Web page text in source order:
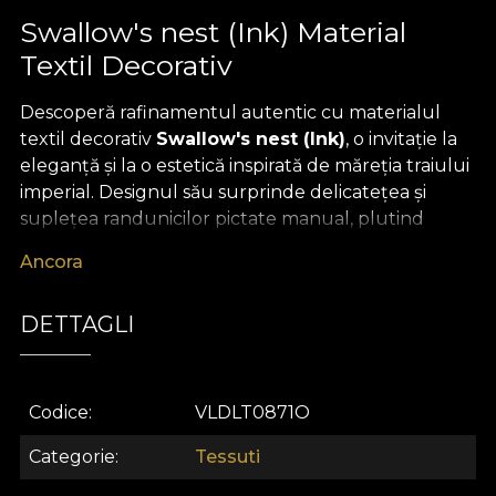
Swallow's nest (Ink) Material
Textil Decorativ
Descoperă rafinamentul autentic cu materialul
textil decorativ Swallow's nest (Ink), o invitație la
eleganță și la o estetică inspirată de măreția traiului
imperial. Designul său surprinde delicatețea și
suplețea randunicilor pictate manual, plutind
Fiecare detaliu artistic evocă o poveste despre
orice decor într-un spectacol vizual de neuitat.
Poate fi transformat cu ușurință în draperii
spectaculoase, tapițerie pentru mobilier exclusivist,
perne decorative cu accent artistic, cuverturi sau
Ancora
DETTAGLI
Codice VLDLT0871O
Categorie Tessuti